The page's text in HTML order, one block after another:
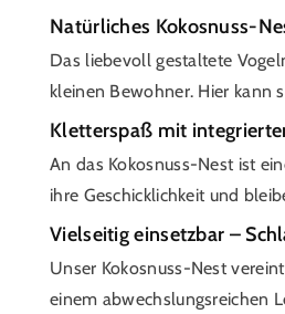
Natürliches Kokosnuss-
Das liebevoll gestaltete
kleinen Bewohner. Hier kann
Kletterspaß mit
An das Kokosnuss-Nest ist
ihre Geschicklichkeit und
Vielseitig einsetzbar –
Unser Kokosnuss-Nest
einem abwechslungsreichen